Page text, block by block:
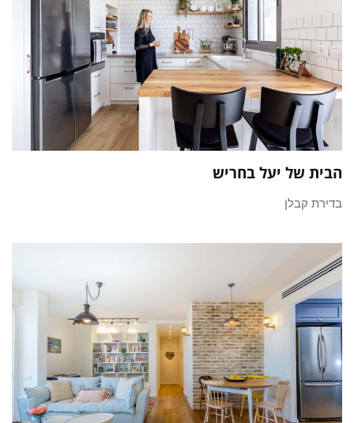
הבית של יעל בחריש
בדירת קבלן